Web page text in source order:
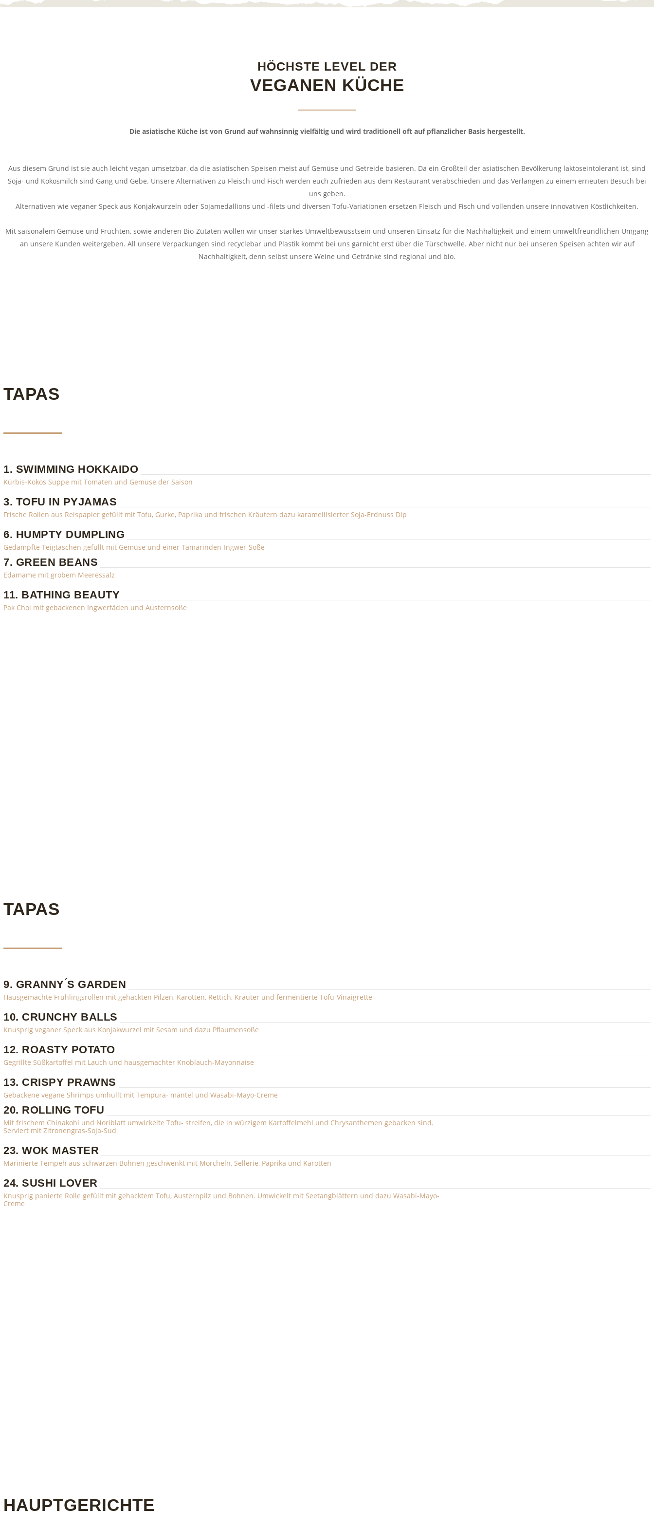
HÖCHSTE LEVEL DER
VEGANEN KÜCHE
Die asiatische Küche ist von Grund auf wahnsinnig vielfältig und wird traditionell oft auf pflanzlicher Basis hergestellt.
Aus diesem Grund ist sie auch leicht vegan umsetzbar, da die asiatischen Speisen meist auf Gemüse und Getreide basieren. Da ein Großteil der asiatischen Bevölkerung laktoseintolerant ist, sind
Soja- und Kokosmilch sind Gang und Gebe. Unsere Alternativen zu Fleisch und Fisch werden euch zufrieden aus dem Restaurant verabschieden und das Verlangen zu einem erneuten Besuch bei
uns geben.
Alternativen wie veganer Speck aus Konjakwurzeln oder Sojamedallions und -filets und diversen Tofu-Variationen ersetzen Fleisch und Fisch und vollenden unsere innovativen Köstlichkeiten.
Mit saisonalem Gemüse und Früchten, sowie anderen Bio-Zutaten wollen wir unser starkes Umweltbewusstsein und unseren Einsatz für die Nachhaltigkeit und einem umweltfreundlichen Umgang
an unsere Kunden weitergeben. All unsere Verpackungen sind recyclebar und Plastik kommt bei uns garnicht erst über die Türschwelle. Aber nicht nur bei unseren Speisen achten wir auf
Nachhaltigkeit, denn selbst unsere Weine und Getränke sind regional und bio.
TAPAS
1. SWIMMING HOKKAIDO
Kürbis-Kokos Suppe mit Tomaten und Gemüse der Saison
3. TOFU IN PYJAMAS
Frische Rollen aus Reispapier gefüllt mit Tofu, Gurke, Paprika und frischen Kräutern dazu karamellisierter Soja-Erdnuss Dip
6. HUMPTY DUMPLING
Gedämpfte Teigtaschen gefüllt mit Gemüse und einer Tamarinden-Ingwer-Soße
7. GREEN BEANS
Edamame mit grobem Meeressalz
11. BATHING BEAUTY
Pak Choi mit gebackenen Ingwerfäden und Austernsoße
TAPAS
9. GRANNY ́S GARDEN
Hausgemachte Frühlingsrollen mit gehackten Pilzen, Karotten, Rettich, Kräuter und fermentierte Tofu-Vinaigrette
10. CRUNCHY BALLS
Knusprig veganer Speck aus Konjakwurzel mit Sesam und dazu Pflaumensoße
12. ROASTY POTATO
Gegrillte Süßkartoffel mit Lauch und hausgemachter Knoblauch-Mayonnaise
13. CRISPY PRAWNS
Gebackene vegane Shrimps umhüllt mit Tempura- mantel und Wasabi-Mayo-Creme
20. ROLLING TOFU
Mit frischem Chinakohl und Noriblatt umwickelte Tofu- streifen, die in würzigem Kartoffelmehl und Chrysanthemen gebacken sind.
Serviert mit Zitronengras-Soja-Sud
23. WOK MASTER
Marinierte Tempeh aus schwarzen Bohnen geschwenkt mit Morcheln, Sellerie, Paprika und Karotten
24. SUSHI LOVER
Knusprig panierte Rolle gefüllt mit gehacktem Tofu, Austernpilz und Bohnen. Umwickelt mit Seetangblättern und dazu Wasabi-Mayo-
Creme
HAUPTGERICHTE